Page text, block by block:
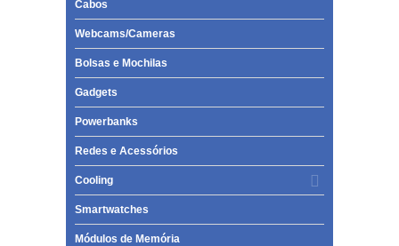
Cabos
Webcams/Cameras
Bolsas e Mochilas
Gadgets
Powerbanks
Redes e Acessórios
Cooling
Smartwatches
Módulos de Memória